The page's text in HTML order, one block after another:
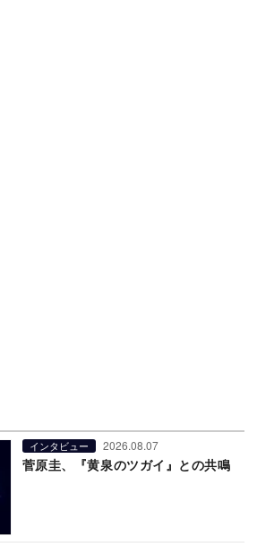
インタビュー 2026.08.07
菅原圭、『黄泉のツガイ』との共鳴